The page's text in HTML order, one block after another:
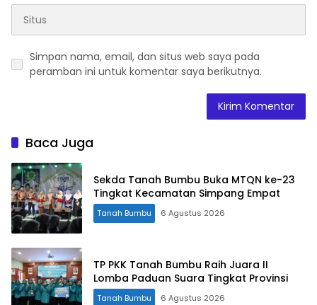
Simpan nama, email, dan situs web saya pada
peramban ini untuk komentar saya berikutnya.
Baca Juga
Sekda Tanah Bumbu Buka MTQN ke-23
Tingkat Kecamatan Simpang Empat
Tanah Bumbu 6 Agustus 2026
TP PKK Tanah Bumbu Raih Juara II
Lomba Paduan Suara Tingkat Provinsi
Tanah Bumbu 6 Agustus 2026